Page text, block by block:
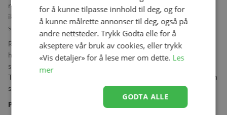
redusere avfall og karbonavtrykk. Tallerkenen er støtsikker, men
ikke slagfast – bytt ut produktet ved første tegn på sprekker eller
skader.
RPET-materiale kan variere litt i utseende og farge, noe som gjør
hver tallerken unik. Unngå bruk av skarpe redskaper eller
slipemidler på overflaten for å bevare produktets kvalitet.
Tallerkenen tåler oppvaskmaskin på 50 grader (øverste hylle), men
skal ikke brukes i mikrobølgeovn.
Produktinformasjon:
for å kunne tilpasse innhold til deg, og for
å kunne målrette annonser til deg, også på
andre nettsteder. Trykk Godta elle for å
akseptere vår bruk av cookies, eller trykk
«Vis detaljer» for å lese mer om dette. Les
mer
GODTA ALLE